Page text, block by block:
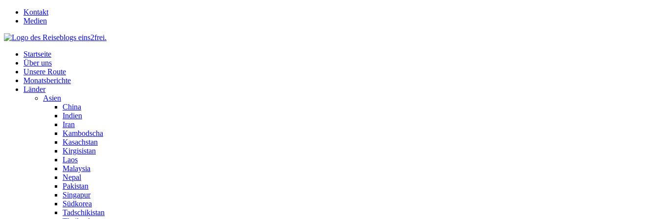
Skip
Kontakt
Medien
Startseite
Über uns
Unsere Route
Monatsberichte
Länder
Asien
China
Indien
Iran
Kambodscha
Kasachstan
Kirgisistan
Laos
Malaysia
Nepal
Pakistan
Singapur
Südkorea
Tadschikistan